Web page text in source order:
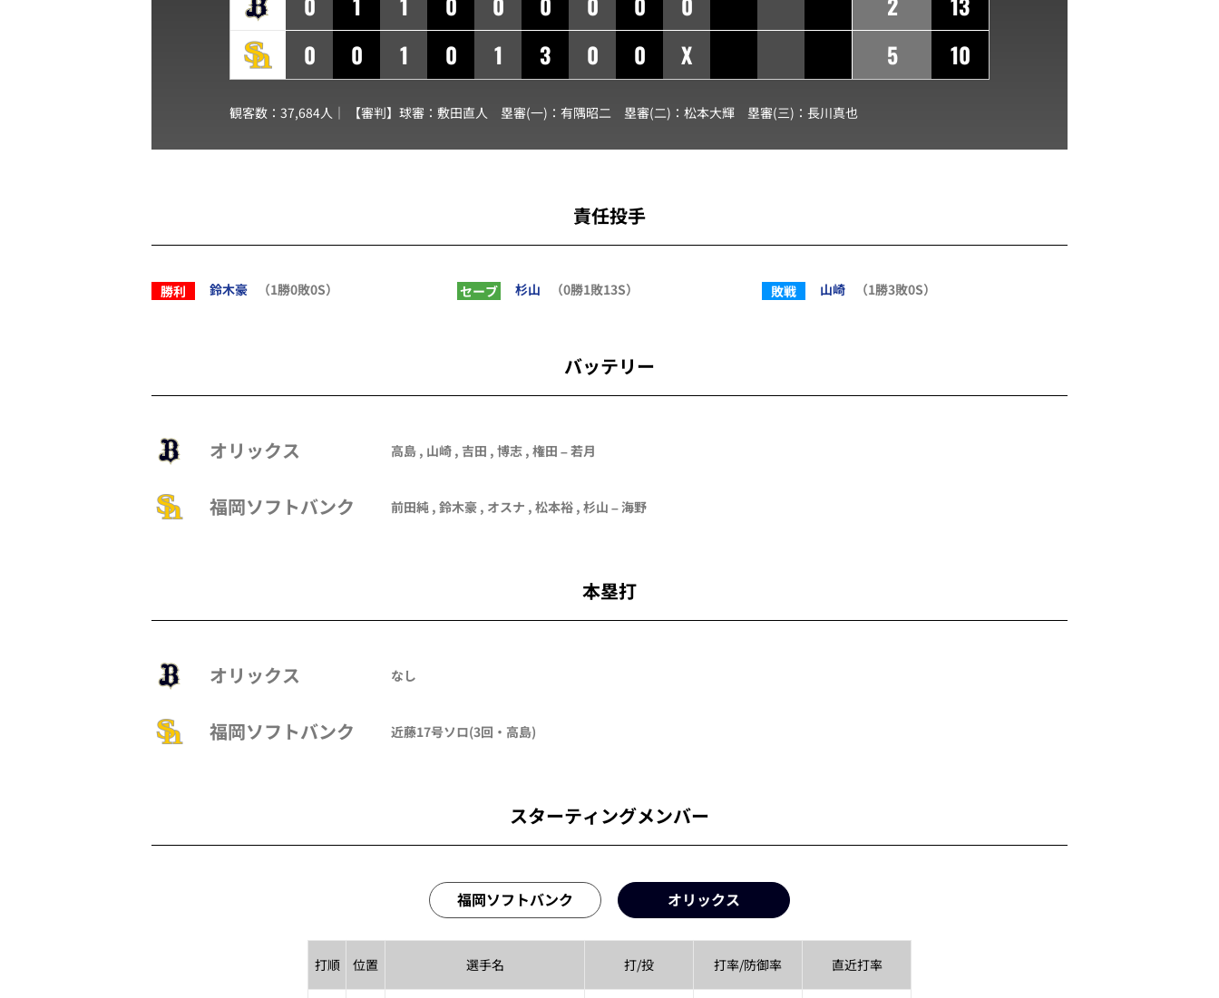
0
0 1 0 1 3 0 0 X
5
10
観客数：37,684人｜ 【審判】球審： 敷田直人 塁審(一)： 有隅昭二 塁審(二)： 松本大輝 塁審(三)： 長川真也
責任投手
勝利 鈴木豪 （1勝0敗0S） セーブ 杉山 （0勝1敗13S） 敗戦 山崎 （1勝3敗0S）
バッテリー
オリックス 高島 , 山崎 , 吉田 , 博志 , 権田 –若月
福岡ソフトバンク 前田純 , 鈴木豪 , オスナ , 松本裕 , 杉山 –海野
本塁打
オリックス なし
福岡ソフトバンク 近藤17号ソロ(3回・ 高島)
スターティングメンバー
福岡ソフトバンク オリックス
打順 位置 選手名 打/投 打率/防御率 直近打率